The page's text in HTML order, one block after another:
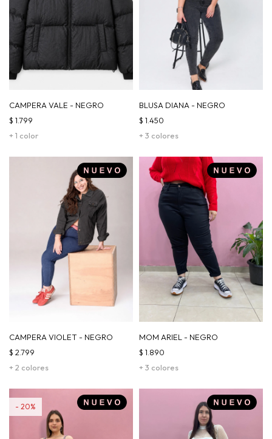
CAMPERA VALE - NEGRO
+ 1 color
$ 1.799
BLUSA DIANA - NEGRO
+ 3 colores
$ 1.450
CAMPERA VIOLET - NEGRO
+ 2 colores
$ 2.799
MOM ARIEL - NEGRO
+ 3 colores
$ 1.890
20